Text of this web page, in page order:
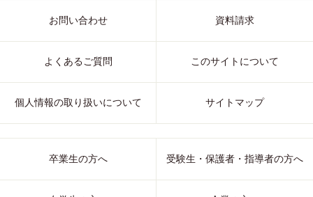
お問い合わせ 資料請求
よくあるご質問 このサイトについて
個人情報の取り扱いについて サイトマップ
卒業生の方へ 受験生・保護者・指導者の方へ